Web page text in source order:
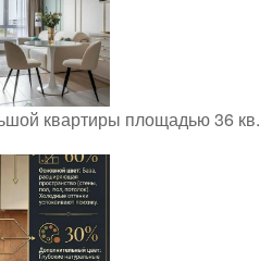
квартиры площадью 36 кв.